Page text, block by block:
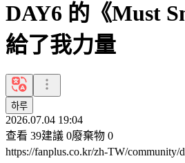
DAY6 的《Must
給了我力量
하루
2026.07.04 19:04
查看 39建議 0廢棄物 0
https://fanplus.co.kr/zh-TW/community/